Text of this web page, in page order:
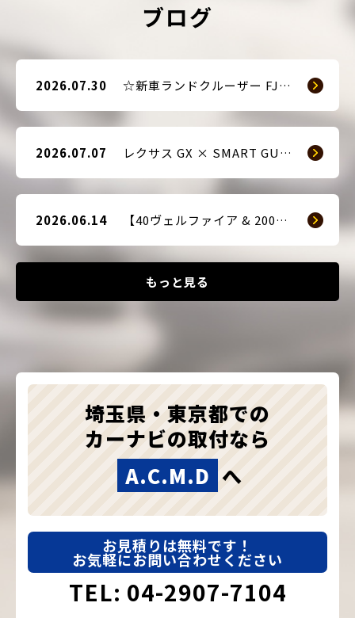
ブログ
もっと見る
2026.07.30 ☆新車ランドクルーザー FJ（TRJ240） × Argus D1 & 前後ドライブレコーダー取付☆
2026.07.07 レクサス GX × SMART GUARD3 持ち込み取付
2026.06.14 【40ヴェルファイア & 200系ハイエース(9型) 新車2台へ SMART GUARD3取付】
埼玉県・東京都での
カーナビの取付なら
A.C.M.D へ
お見積りは無料です！
お気軽にお問い合わせください
TEL: 04-2907-7104